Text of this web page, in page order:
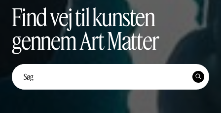
Find vej til kunsten
gennem Art Matter

Unge kunstnerstemmer: Yi
Ten Lai Fernández
Unge Kunstnerstemmer